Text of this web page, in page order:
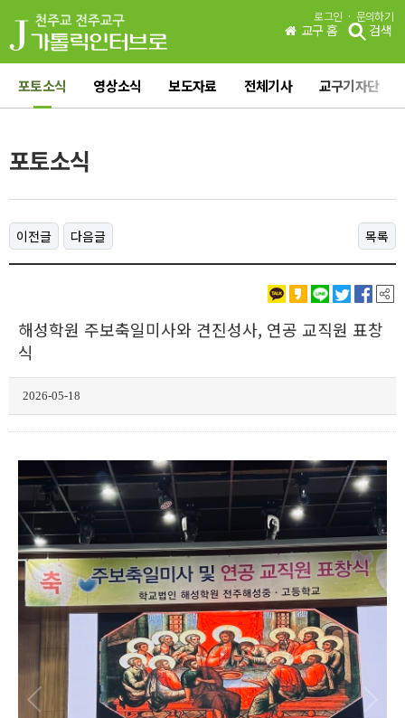
로그인 · 문의하기
교구 홈 검색
포토소식 영상소식 보도자료 전체기사 교구기자단
포토소식
이전글 다음글 목록
해성학원 주보축일미사와 견진성사, 연공 교직원 표창
식
2026-05-18